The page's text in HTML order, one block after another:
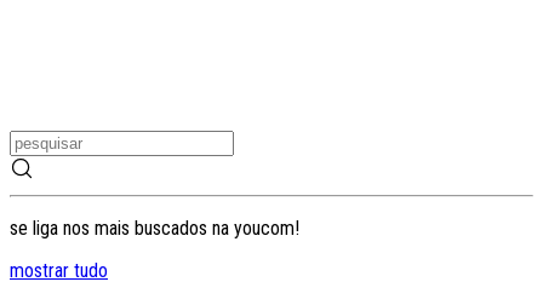
se liga nos mais buscados na youcom!
mostrar tudo